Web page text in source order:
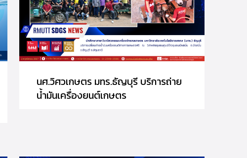
นศ.วิศวเกษตร มทร.ธัญบุรี บริการถ่าย
น้ำมันเครื่องยนต์เกษตร